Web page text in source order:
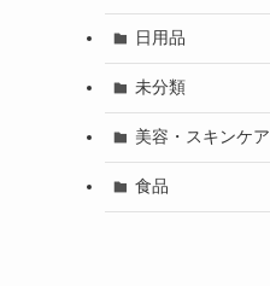
日用品
未分類
美容・スキンケア
食品